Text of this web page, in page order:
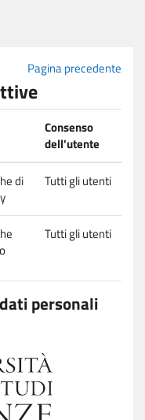
Pagina precedente
Consenso
dell'utente
di
Tutti gli utenti
Tutti gli utenti
personali